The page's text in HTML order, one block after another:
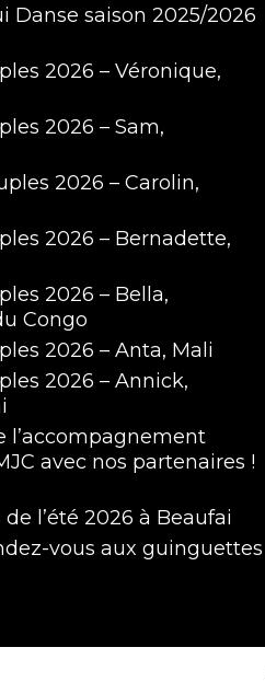
Danse saison 2025/2026
2026 – Véronique,
2026 – Sam,
2026 – Carolin,
2026 – Bernadette,
2026 – Bella,
Congo
2026 – Anta, Mali
2026 – Annick,
l’accompagnement
avec nos partenaires !
de l’été 2026 à Beaufai
vous aux guinguettes